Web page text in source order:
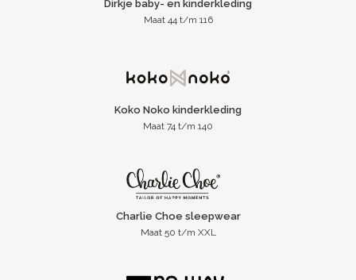
Dirkje baby- en kinderkleding
Maat 44 t/m 116
Koko Noko kinderkleding
Maat 74 t/m 140
Charlie Choe sleepwear
Maat 50 t/m XXL